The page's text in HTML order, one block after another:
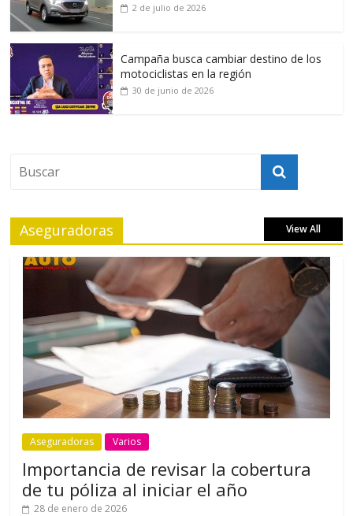
2 de julio de 2026
Campaña busca cambiar destino de los
motociclistas en la región
30 de junio de 2026
Aseguradoras View All
Aseguradoras Varios
Importancia de revisar la cobertura
de tu póliza al iniciar el año
28 de enero de 2026